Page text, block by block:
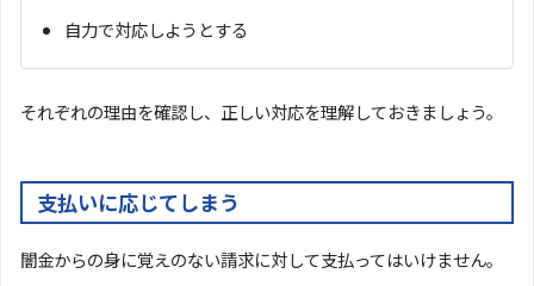
自力で対応しようとする
それぞれの理由を確認し、正しい対応を理解しておきましょう。
支払いに応じてしまう
闇金からの身に覚えのない請求に対して支払ってはいけません。